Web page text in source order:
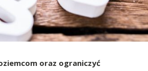
oraz ograniczyć